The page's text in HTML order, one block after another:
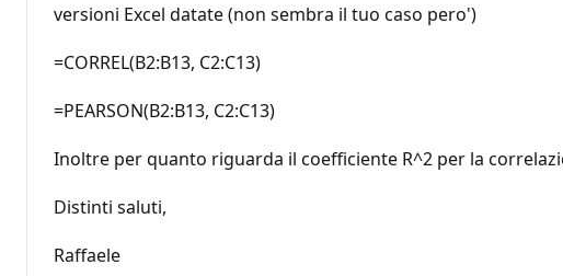
versioni Excel datate (non sembra il tuo caso pero')
=CORREL(B2:B13, C2:C13)
=PEARSON(B2:B13, C2:C13)
Inoltre per quanto riguarda il coefficiente R^2 per la
Distinti saluti,
Raffaele